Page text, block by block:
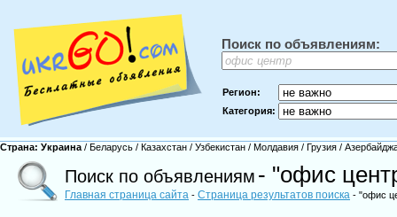
Поиск по объявлениям:
Регион:
Категория:
Страна: Украина / Беларусь / Казахстан / Узбекистан / Молдавия / Грузия /
Поиск по объявлениям - "офис
Главная страница сайта - Страница результатов поиска - "офис